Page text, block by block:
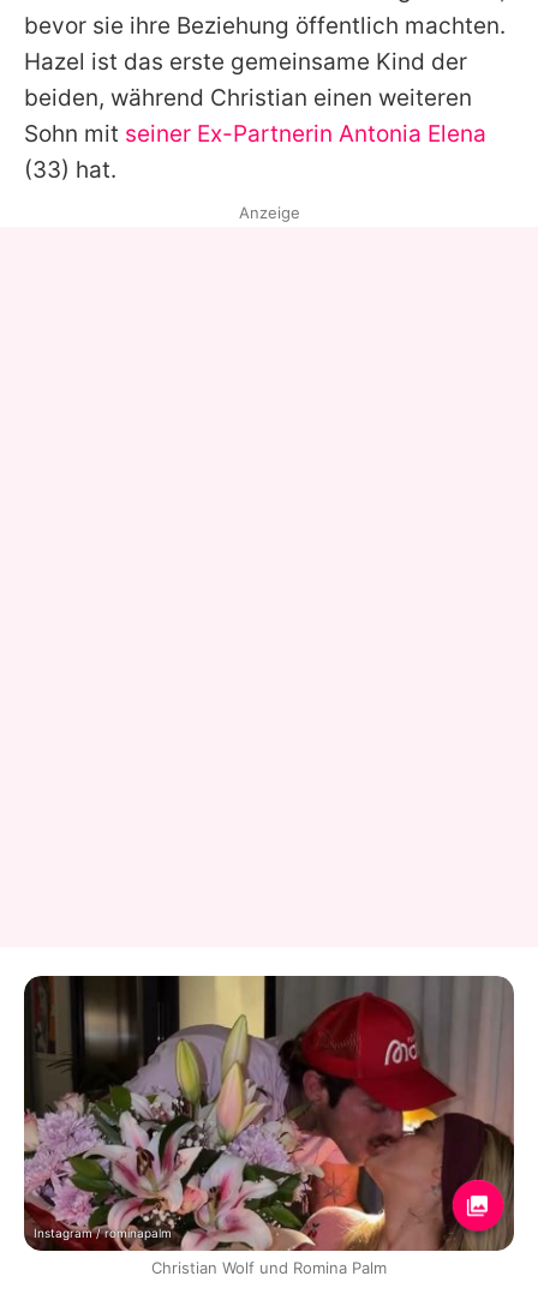
bevor sie ihre Beziehung öffentlich machten.
Hazel ist das erste gemeinsame Kind der
beiden, während Christian einen weiteren
Sohn mit seiner Ex-Partnerin Antonia Elena
(33) hat.
Anzeige
Instagram / rominapalm
Christian Wolf und Romina Palm